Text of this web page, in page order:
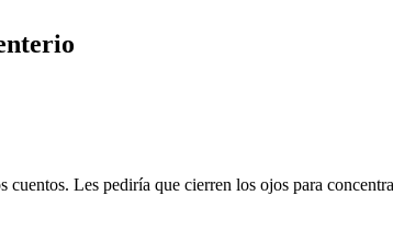
Les pediría que cierren los ojos para